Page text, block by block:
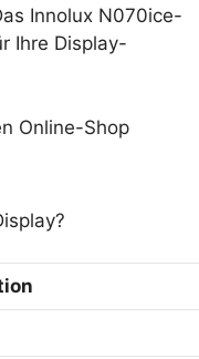
Innolux N070ice-
Ihre Display-
Online-Shop